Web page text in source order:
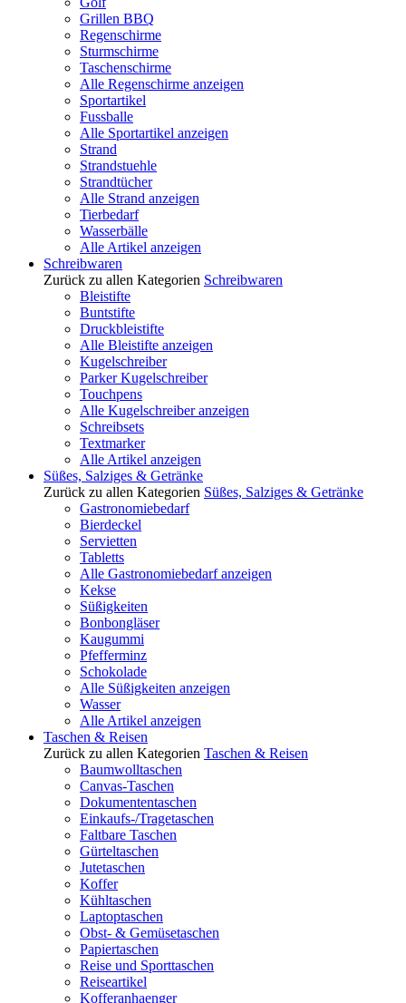
Grillen BBQ
Regenschirme
Sturmschirme
Taschenschirme
Alle Regenschirme anzeigen
Sportartikel
Fussballe
Alle Sportartikel anzeigen
Strand
Strandstuehle
Strandtücher
Alle Strand anzeigen
Tierbedarf
Wasserbälle
Alle Artikel anzeigen
Schreibwaren
Zurück zu allen Kategorien Schreibwaren
Bleistifte
Buntstifte
Druckbleistifte
Alle Bleistifte anzeigen
Kugelschreiber
Parker Kugelschreiber
Touchpens
Alle Kugelschreiber anzeigen
Schreibsets
Textmarker
Alle Artikel anzeigen
Süßes, Salziges & Getränke
Zurück zu allen Kategorien Süßes, Salziges & Getränke
Gastronomiebedarf
Bierdeckel
Servietten
Tabletts
Alle Gastronomiebedarf anzeigen
Kekse
Süßigkeiten
Bonbongläser
Kaugummi
Pfefferminz
Schokolade
Alle Süßigkeiten anzeigen
Wasser
Alle Artikel anzeigen
Taschen & Reisen
Zurück zu allen Kategorien Taschen & Reisen
Baumwolltaschen
Canvas-Taschen
Dokumententaschen
Einkaufs-/Tragetaschen
Faltbare Taschen
Gürteltaschen
Jutetaschen
Koffer
Kühltaschen
Laptoptaschen
Obst- & Gemüsetaschen
Papiertaschen
Reise und Sporttaschen
Reiseartikel
Kofferanhaenger